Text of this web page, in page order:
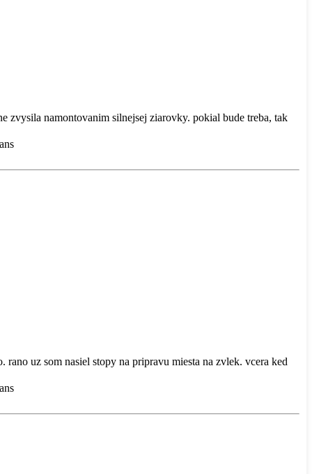
zvysila namontovanim silnejsej ziarovky. pokial bude treba, tak
uz som nasiel stopy na pripravu miesta na zvlek. vcera ked